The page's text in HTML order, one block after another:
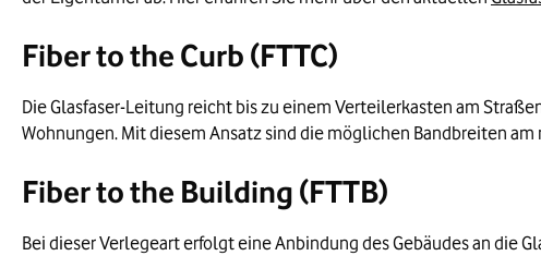
Fiber to the Curb (FTTC)
Die Glasfaser-Leitung reicht bis zu einem Verteilerkasten am
Wohnungen. Mit diesem Ansatz sind die möglichen Bandbreiten am
Fiber to the Building (FTTB)
Bei dieser Verlegeart erfolgt eine Anbindung des Gebäudes an die